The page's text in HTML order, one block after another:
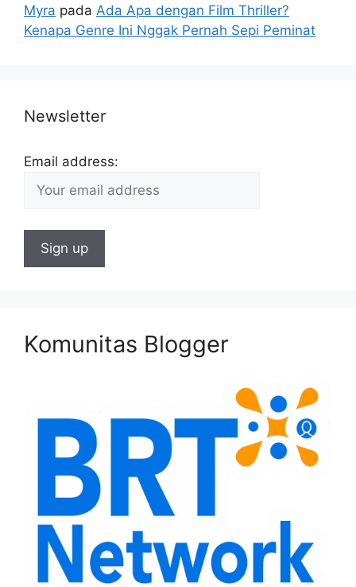
Myra pada Ada Apa dengan Film Thriller?
Kenapa Genre Ini Nggak Pernah Sepi Peminat
Newsletter
Email address:
Komunitas Blogger